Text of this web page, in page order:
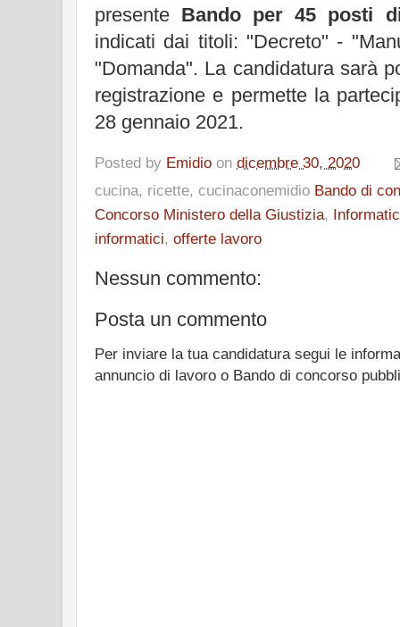
presente Bando per 45 posti
indicati dai titoli: "Decreto" -
"Domanda". La candidatura sarà
registrazione e permette la
28 gennaio 2021.
Posted by Emidio on dicembre 30, 2020
cucina, ricette, cucinaconemidio Bando di
Concorso Ministero della Giustizia,
informatici, offerte lavoro
Nessun commento:
Posta un commento
Per inviare la tua candidatura segui le
annuncio di lavoro o Bando di concorso